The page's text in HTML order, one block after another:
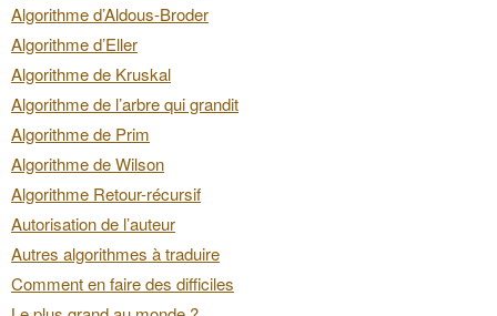
Algorithme d’Aldous-Broder
Algorithme d’Eller
Algorithme de Kruskal
Algorithme de l’arbre qui grandit
Algorithme de Prim
Algorithme de Wilson
Algorithme Retour-récursif
Autorisation de l’auteur
Autres algorithmes à traduire
Comment en faire des difficiles